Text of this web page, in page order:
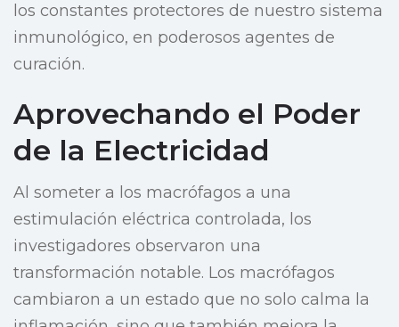
los constantes protectores de nuestro sistema
inmunológico, en poderosos agentes de
curación.
Aprovechando el Poder
de la Electricidad
Al someter a los macrófagos a una
estimulación eléctrica controlada, los
investigadores observaron una
transformación notable. Los macrófagos
cambiaron a un estado que no solo calma la